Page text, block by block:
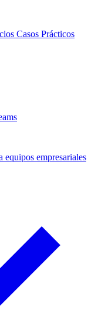
Casos Prácticos
equipos empresariales